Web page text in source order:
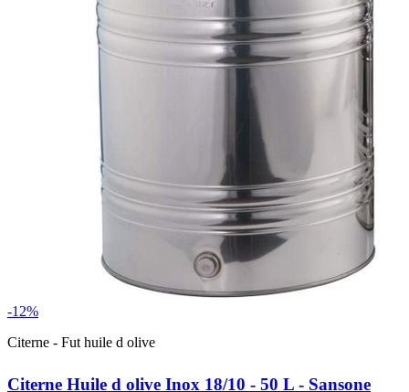
-12%
Citerne - Fut huile d olive
Citerne Huile d olive Inox 18/10 - 50 L - Sansone